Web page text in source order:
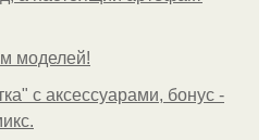
моделей!
с аксессуарами, бонус -